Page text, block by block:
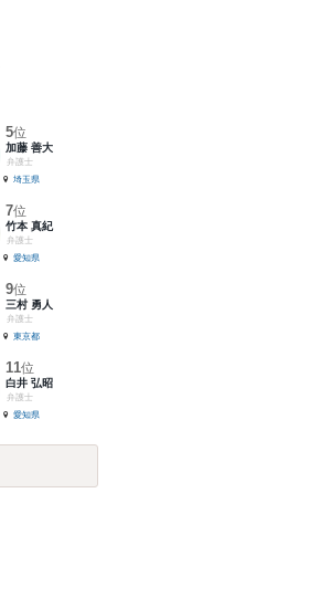
5位
加藤 善大
弁護士
埼玉県
7位
竹本 真紀
弁護士
愛知県
9位
三村 勇人
弁護士
東京都
11位
白井 弘昭
弁護士
愛知県